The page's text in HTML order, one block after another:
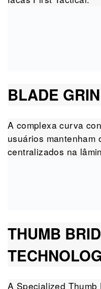
BLADE
A complexa curva
usuários mantenham
centralizados na
THUMB
A Specialized